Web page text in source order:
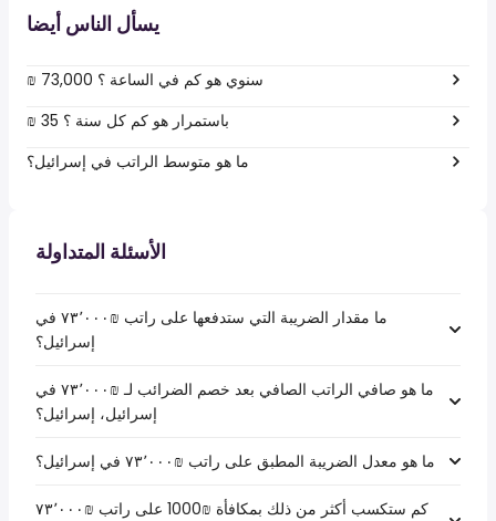
يسأل الناس أيضا
₪ 73,000 سنوي هو كم في الساعة ؟
₪ 35 باستمرار هو كم كل سنة ؟
ما هو متوسط الراتب في إسرائيل؟
الأسئلة المتداولة
ما مقدار الضريبة التي ستدفعها على راتب ₪‏٧٣٬٠٠٠ في
إسرائيل؟
ما هو صافي الراتب الصافي بعد خصم الضرائب لـ ₪‏٧٣٬٠٠٠ في
إسرائيل، إسرائيل؟
ما هو معدل الضريبة المطبق على راتب ₪‏٧٣٬٠٠٠ في إسرائيل؟
كم ستكسب أكثر من ذلك بمكافأة ₪1000 على راتب ₪‏٧٣٬٠٠٠